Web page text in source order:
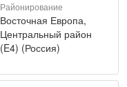
Районирование
Восточная Европа,
Центральный район
(E4) (Россия)